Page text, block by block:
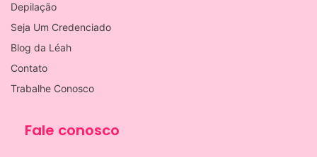
Depilação
Seja Um Credenciado
Blog da Léah
Contato
Trabalhe Conosco
Fale conosco